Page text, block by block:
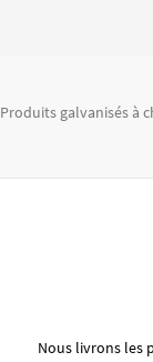
Produits galvanisés à
Nous livrons les